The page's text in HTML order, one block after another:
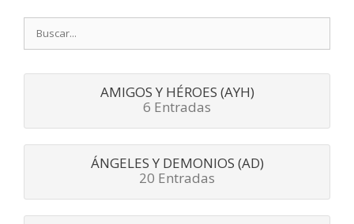
Buscar:
AMIGOS Y HÉROES (AYH)
6 Entradas
ÁNGELES Y DEMONIOS (AD)
20 Entradas